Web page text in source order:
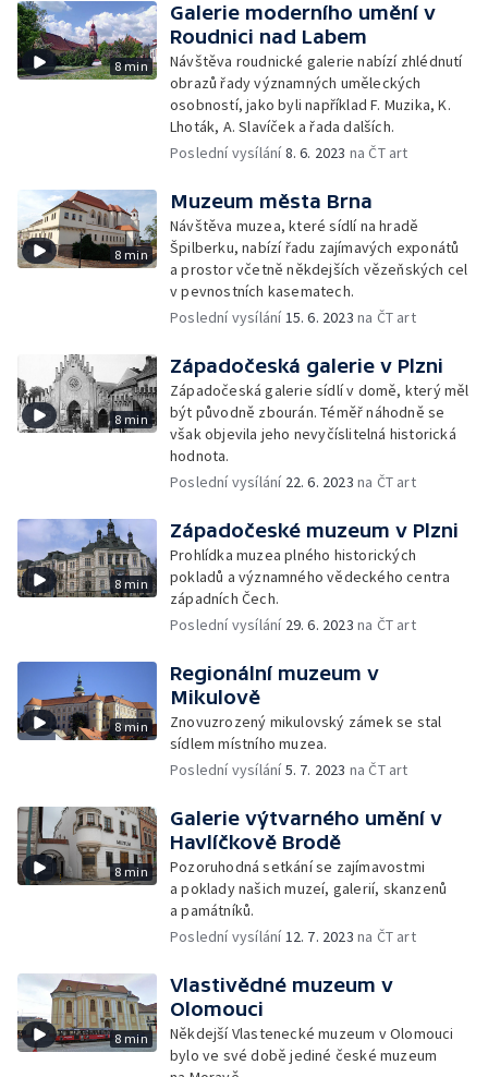
8 min
Galerie moderního umění v
Roudnici nad Labem
Návštěva roudnické galerie nabízí zhlédnutí
obrazů řady významných uměleckých
osobností, jako byli například F. Muzika, K.
Lhoták, A. Slavíček a řada dalších.
Poslední vysílání8. 6. 2023 na ČT art
8 min
Muzeum města Brna
Návštěva muzea, které sídlí na hradě
Špilberku, nabízí řadu zajímavých exponátů
a prostor včetně někdejších vězeňských cel
v pevnostních kasematech.
Poslední vysílání15. 6. 2023 na ČT art
8 min
Západočeská galerie v Plzni
Západočeská galerie sídlí v domě, který měl
být původně zbourán. Téměř náhodně se
však objevila jeho nevyčíslitelná historická
hodnota.
Poslední vysílání 22. 6. 2023 na ČT art
8 min
Západočeské muzeum v Plzni
Prohlídka muzea plného historických
pokladů a významného vědeckého centra
západních Čech.
Poslední vysílání 29. 6. 2023 na ČT art
8 min
Regionální muzeum v
Mikulově
Znovuzrozený mikulovský zámek se stal
sídlem místního muzea.
Poslední vysílání5. 7. 2023 na ČT art
8 min
Galerie výtvarného umění v
Havlíčkově Brodě
Pozoruhodná setkání se zajímavostmi
a poklady našich muzeí, galerií, skanzenů
a památníků.
Poslední vysílání12. 7. 2023 na ČT art
8 min
Vlastivědné muzeum v
Olomouci
Někdejší Vlastenecké muzeum v Olomouci
bylo ve své době jediné české muzeum